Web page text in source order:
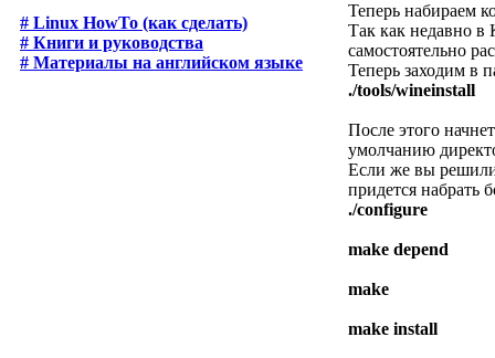
# Linux HowTo (как сделать)
# Книги и руководства
# Материалы на английском языке
Теперь набираем
Так как недавно в
самостоятельно
Теперь заходим в
./tools/wineinstall
После этого
умолчанию
Если же вы
придется набрать
./configure
make depend
make
make install